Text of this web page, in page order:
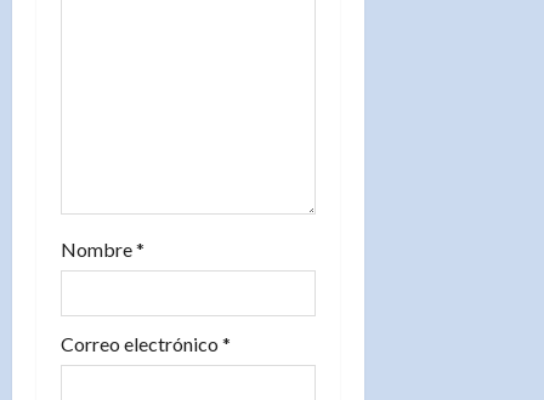
a
Nombre*
Correo electrónico *